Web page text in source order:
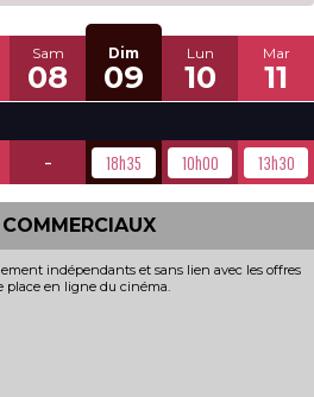
Sam
08
Dim
09
Lun
10
Mar
11
- 18h35 10h00 13h30
indépendants et sans lien avec les offres
place en ligne du cinéma.